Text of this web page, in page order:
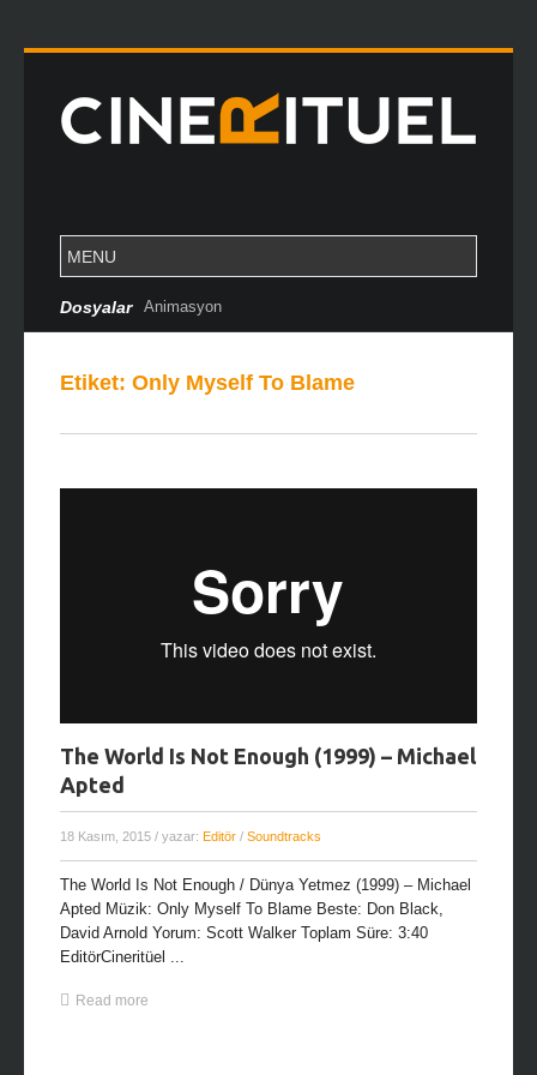
Dosyalar Animasyon
Etiket: Only Myself To Blame
The World Is Not Enough (1999) – Michael
Apted
18 Kasım, 2015 / yazar: Editör / Soundtracks
The World Is Not Enough / Dünya Yetmez (1999) – Michael
Apted Müzik: Only Myself To Blame Beste: Don Black,
David Arnold Yorum: Scott Walker Toplam Süre: 3:40
EditörCineritüel ...
Read more